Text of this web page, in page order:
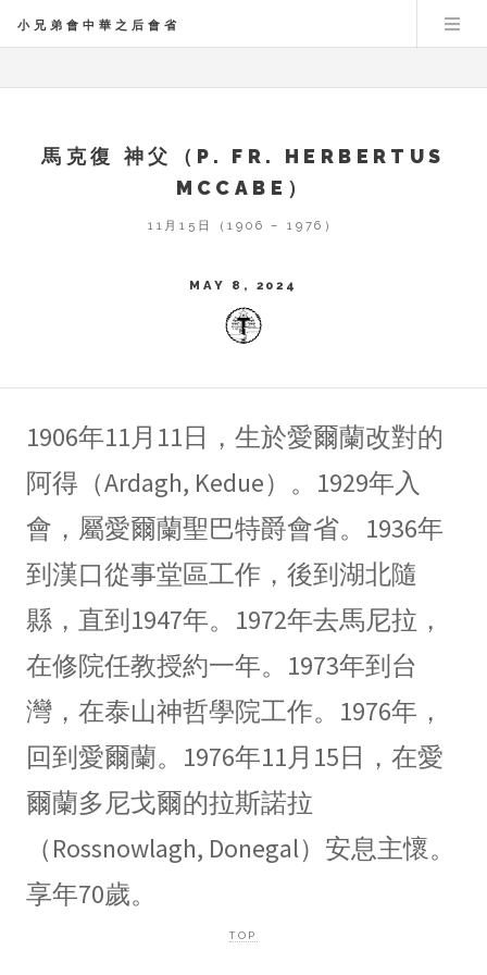
小兄弟會中華之后會省
馬克復 神父（P. FR. HERBERTUS
MCCABE）
11月15日（1906 – 1976）
MAY 8, 2024
1906年11月11日，生於愛爾蘭改對的
阿得（Ardagh, Kedue）。1929年入
會，屬愛爾蘭聖巴特爵會省。1936年
到漢口從事堂區工作，後到湖北隨
縣，直到1947年。1972年去馬尼拉，
在修院任教授約一年。1973年到台
灣，在泰山神哲學院工作。1976年，
回到愛爾蘭。1976年11月15日，在愛
爾蘭多尼戈爾的拉斯諾拉
（Rossnowlagh, Donegal）安息主懷。
享年70歲。
TOP